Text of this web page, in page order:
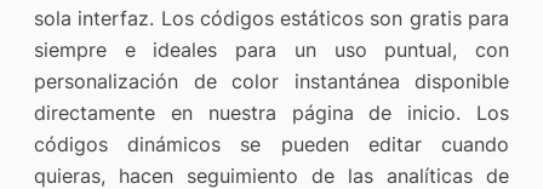
sola interfaz. Los códigos estáticos son gratis para
siempre e ideales para un uso puntual, con
personalización de color instantánea disponible
directamente en nuestra página de inicio. Los
códigos dinámicos se pueden editar cuando
quieras, hacen seguimiento de las analíticas de